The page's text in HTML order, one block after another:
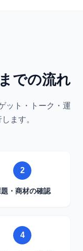
での流れ
ット・トーク・運
ます。
2
・商材の確認
4